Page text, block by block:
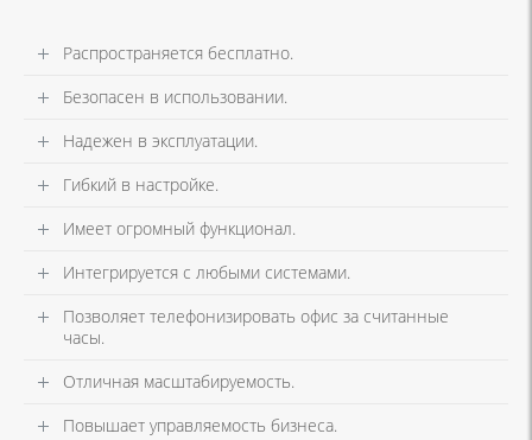
Распространяется бесплатно.
Безопасен в использовании.
Надежен в эксплуатации.
Гибкий в настройке.
Имеет огромный функционал.
Интегрируется с любыми системами.
Позволяет телефонизировать офис за считанные
часы.
Отличная масштабируемость.
Повышает управляемость бизнеса.